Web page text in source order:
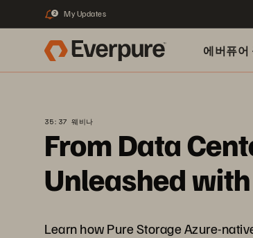
2 My Updates
에버퓨어
35:37 웨비나
From Data
Unleashed
Learn how Pure Storage Azure-